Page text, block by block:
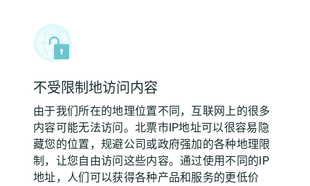
不受限制地访问内容
由于我们所在的地理位置不同，互联网上的很多
内容可能无法访问。北票市IP地址可以很容易隐
藏您的位置，规避公司或政府强加的各种地理限
制，让您自由访问这些内容。通过使用不同的IP
地址，人们可以获得各种产品和服务的更低价